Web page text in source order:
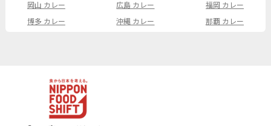
岡山 カレー
広島 カレー
福岡 カレー
博多 カレー
沖縄 カレー 那覇 カレー